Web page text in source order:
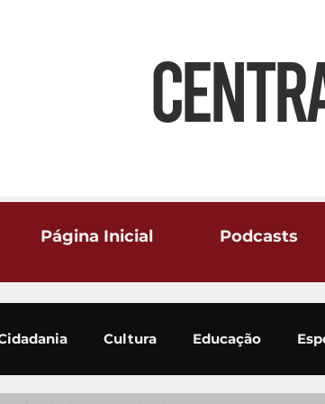
Página Inicial Podcasts
Cultura Educação